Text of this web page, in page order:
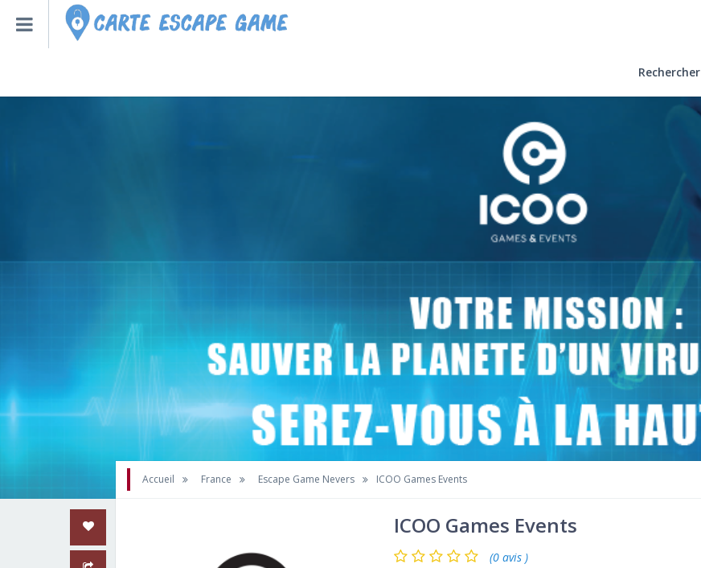
Nouveaux Escape Games
Rechercher
Accueil France Escape Game Nevers ICOO Games Events
ICOO Games Events
(0 avis )